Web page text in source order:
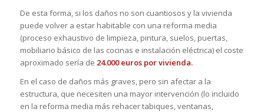
De esta forma, si los daños no son cuantiosos y la vivienda
puede volver a estar habitable con una reforma media
(proceso exhaustivo de limpieza, pintura, suelos, puertas,
mobiliario básico de las cocinas e instalación eléctrica) el coste
aproximado sería de 24.000 euros por vivienda.
En el caso de daños más graves, pero sin afectar a la
estructura, que necesiten una mayor intervención (lo incluido
en la reforma media más rehacer tabiques, ventanas,